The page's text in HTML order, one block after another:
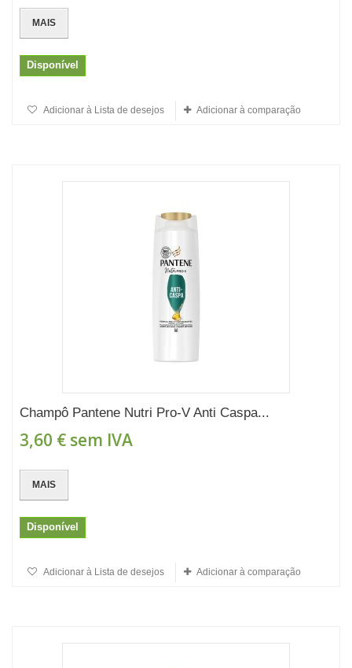
MAIS
Disponível
Adicionar à Lista de desejos Adicionar à comparação
Champô Pantene Nutri Pro-V Anti Caspa...
3,60 € sem IVA
MAIS
Disponível
Adicionar à Lista de desejos Adicionar à comparação